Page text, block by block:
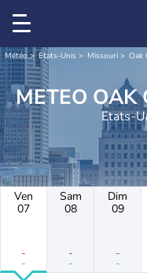
Météo Etats-Unis Missouri Oak
Etats-
Ven
07
-
-
Sam
08
-
-
Dim
09
-
-